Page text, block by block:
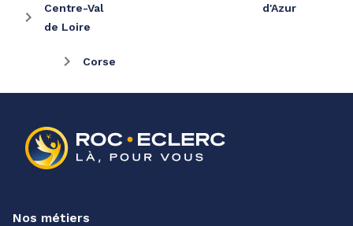
Centre-Val
de Loire
Corse
d'Azur
Nos métiers